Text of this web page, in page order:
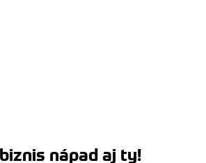
nápad aj ty!